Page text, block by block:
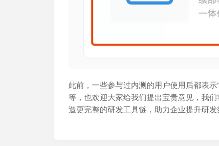
此前，一些参与过内测的用户使用后都表
等，也欢迎大家给我们提出宝贵意见，我
造更完整的研发工具链，助力企业提升研